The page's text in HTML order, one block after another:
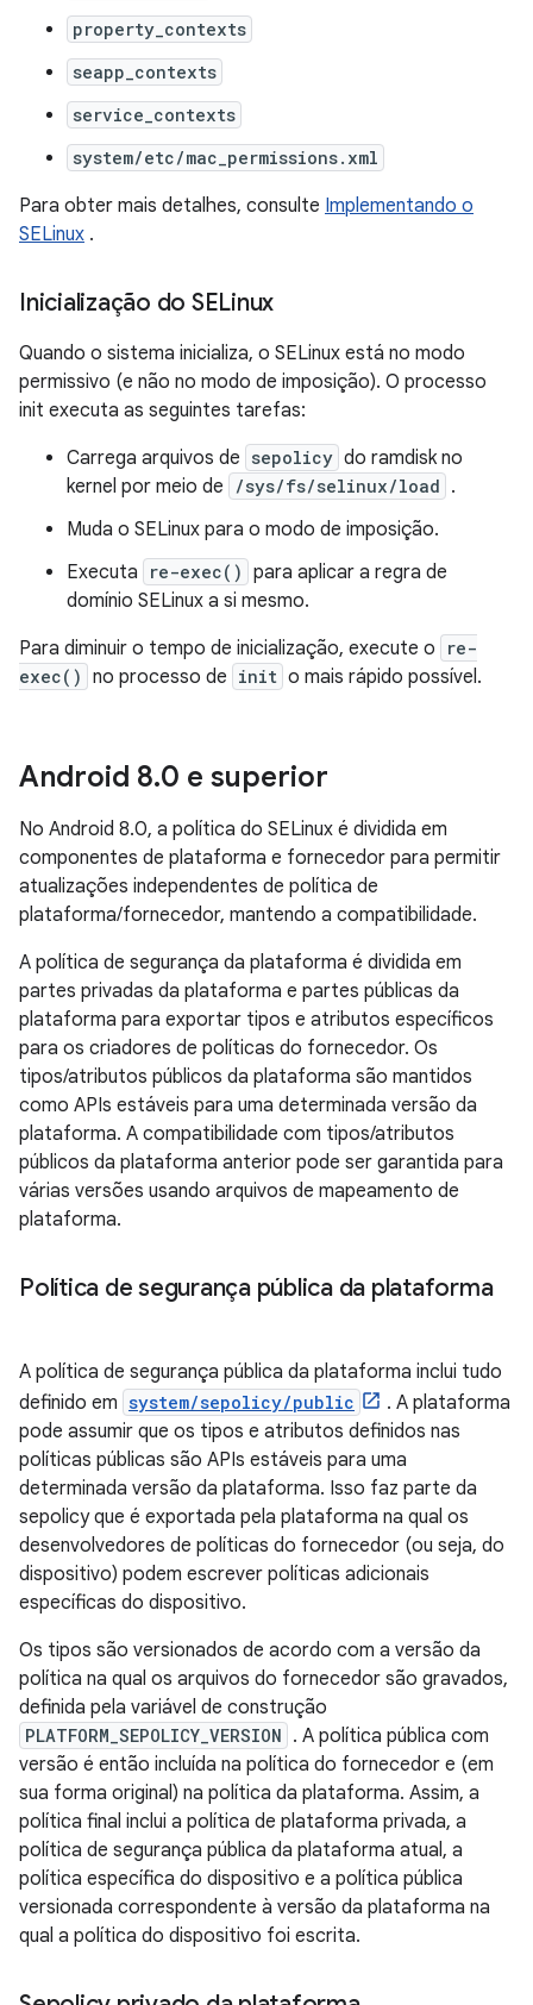
property_contexts
seapp_contexts
service_contexts
system/etc/mac_permissions.xml
Para obter mais detalhes, consulte Implementando o
SELinux .
Inicialização do SELinux
Quando o sistema inicializa, o SELinux está no modo
permissivo (e não no modo de imposição). O processo
init executa as seguintes tarefas:
Carrega arquivos de sepolicy do ramdisk no
kernel por meio de
/sys/fs/selinux/load .
Muda o SELinux para o modo de imposição.
Executa
re-exec() para aplicar a regra de
domínio SELinux a si mesmo.
Para diminuir o tempo de inicialização, execute o
re-
exec() no processo de init o mais rápido possível.
Android 8.0 e superior
No Android 8.0, a política do SELinux é dividida em
componentes de plataforma e fornecedor para permitir
atualizações independentes de política de
plataforma/fornecedor, mantendo a compatibilidade.
A política de segurança da plataforma é dividida em
partes privadas da plataforma e partes públicas da
plataforma para exportar tipos e atributos específicos
para os criadores de políticas do fornecedor. Os
tipos/atributos públicos da plataforma são mantidos
como APIs estáveis ​​para uma determinada versão da
plataforma. A compatibilidade com tipos/atributos
públicos da plataforma anterior pode ser garantida para
várias versões usando arquivos de mapeamento de
plataforma.
Política de segurança pública da plataforma
A política de segurança pública da plataforma inclui tudo
definido em system/sepolicy/public
. A plataforma
pode assumir que os tipos e atributos definidos nas
políticas públicas são APIs estáveis ​​para uma
determinada versão da plataforma. Isso faz parte da
sepolicy que é exportada pela plataforma na qual os
desenvolvedores de políticas do fornecedor (ou seja, do
dispositivo) podem escrever políticas adicionais
específicas do dispositivo.
Os tipos são versionados de acordo com a versão da
política na qual os arquivos do fornecedor são gravados,
definida pela variável de construção
PLATFORM_SEPOLICY_VERSION . A política pública com
versão é então incluída na política do fornecedor e (em
sua forma original) na política da plataforma. Assim, a
política final inclui a política de plataforma privada, a
política de segurança pública da plataforma atual, a
política específica do dispositivo e a política pública
versionada correspondente à versão da plataforma na
qual a política do dispositivo foi escrita.